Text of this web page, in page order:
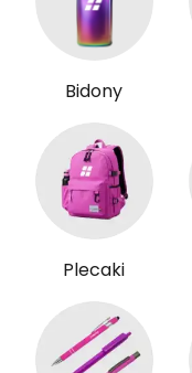
Bidony
Plecaki